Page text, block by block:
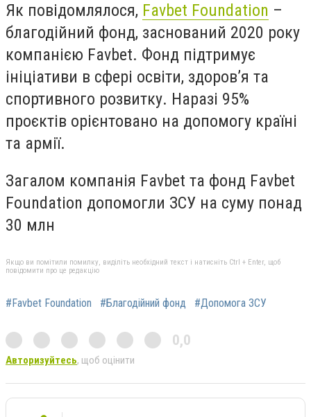
Як повідомлялося, Favbet Foundation –
благодійний фонд, заснований 2020 року
компанією Favbet. Фонд підтримує
ініціативи в сфері освіти, здоров’я та
спортивного розвитку. Наразі 95%
проєктів орієнтовано на допомогу країні
та армії.
Загалом компанія Favbet та фонд Favbet
Foundation допомогли ЗСУ на суму понад
30 млн
Якщо ви помітили помилку, виділіть необхідний текст і натисніть Ctrl + Enter, щоб
повідомити про це редакцію
#Favbet Foundation #Благодійний фонд #Допомога ЗСУ
0,0
Авторизуйтесь, щоб оцінити